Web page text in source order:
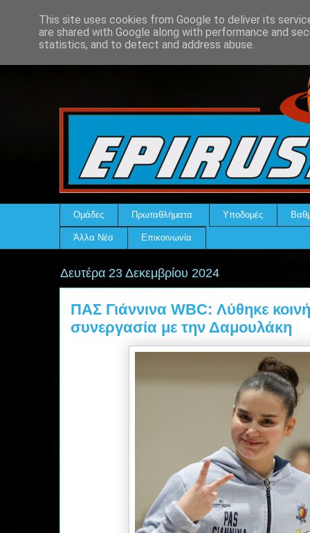
Ομάδες Πρωταθλήματα Υποδομές
Άλλα Νέα Επικοινωνία
Δευτέρα 23 Δεκεμβρίου 2024
ΠΑΣ Γιάννινα WBC: Λύθηκε
συνεργασία με την Δαμουλάκη
This site uses cookies from Google to deliver its
are shared with Google along with performance and
statistics, and to detect and address abuse.